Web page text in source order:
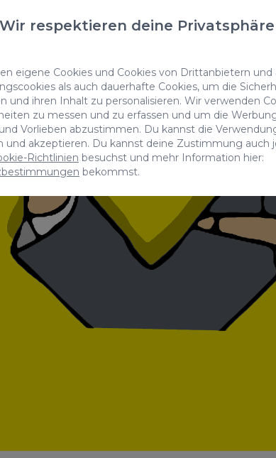
Wir respektieren deine Privatsphäre
eigene Cookies und Cookies von Drittanbietern und
als auch dauerhafte Cookies, um die
und ihren Inhalt zu personalisieren. Wir verwenden
zu messen und zu erfassen und um die
Vorlieben abzustimmen. Du kannst die
und akzeptieren. Du kannst deine Zustimmung auch
Richtlinien besuchst und mehr Information hier:
bekommst.